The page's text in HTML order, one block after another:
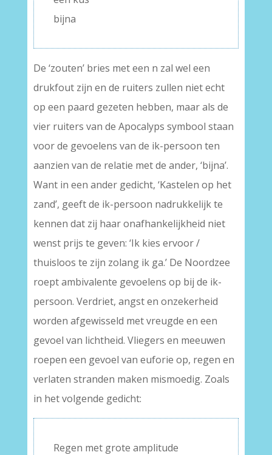
bijna
De ‘zouten’ bries met een n zal wel een
drukfout zijn en de ruiters zullen niet echt
op een paard gezeten hebben, maar als de
vier ruiters van de Apocalyps symbool staan
voor de gevoelens van de ik-persoon ten
aanzien van de relatie met de ander, ‘bijna’.
Want in een ander gedicht, ‘Kastelen op het
zand’, geeft de ik-persoon nadrukkelijk te
kennen dat zij haar onafhankelijkheid niet
wenst prijs te geven: ‘Ik kies ervoor /
thuisloos te zijn zolang ik ga.’ De Noordzee
roept ambivalente gevoelens op bij de ik-
persoon. Verdriet, angst en onzekerheid
worden afgewisseld met vreugde en een
gevoel van lichtheid. Vliegers en meeuwen
roepen een gevoel van euforie op, regen en
verlaten stranden maken mismoedig. Zoals
in het volgende gedicht:
Regen met grote amplitude